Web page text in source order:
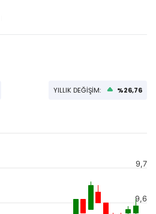
YILLIK DEĞİŞİM: %26,76
9,6
9,7